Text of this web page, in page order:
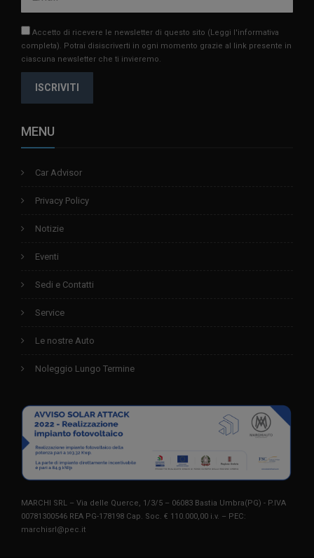
Accetto di ricevere le newsletter di questo sito (Leggi l'informativa
completa). Potrai disiscriverti in ogni momento grazie al link presente in
ciascuna newsletter che ti invieremo.
ISCRIVITI
MENU
Car Advisor
Privacy Policy
Notizie
Eventi
Sedi e Contatti
Service
Le nostre Auto
Noleggio Lungo Termine
MARCHI SRL – Via delle Querce, 1/3/5 – 06083 Bastia Umbra(PG) - P.IVA
00781300546 REA PG-178198 Cap. Soc. € 110.000,00 i.v. – PEC:
marchisrl@pec.it